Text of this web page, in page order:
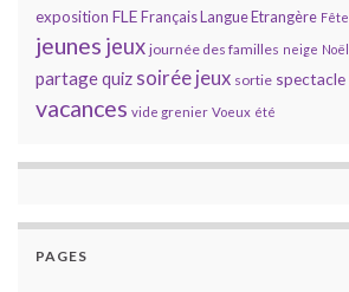
exposition FLE Français Langue Etrangère Fête
jeunes jeux journée des familles neige Noël
partagequiz soirée jeux sortie spectacle
vacances vide grenier Voeux été
PAGES